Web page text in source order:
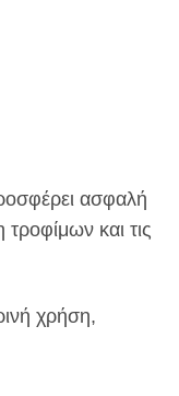
ασφαλή
και τις
χρήση,